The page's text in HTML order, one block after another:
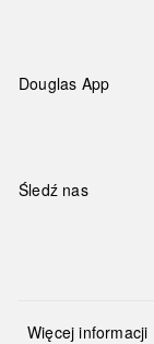
Douglas App
Śledź nas
Więcej informacji